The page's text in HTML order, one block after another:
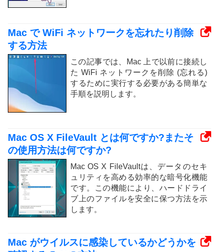
Mac で WiFi ネットワークを忘れたり削除
する方法
この記事では、Mac 上で以前に接続し
た WiFi ネットワークを削除 (忘れる)
するために実行する必要がある簡単な
手順を説明します。
Mac OS X FileVault とは何ですか?またそ
の使用方法は何ですか?
Mac OS X FileVaultは、データのセキ
ュリティを高める効率的な暗号化機能
です。この機能により、ハードドライ
ブ上のファイルを安全に保つ方法を示
します。
Mac がウイルスに感染しているかどうかを